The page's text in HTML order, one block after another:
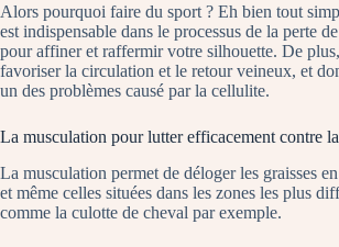
Alors pourquoi faire du sport ? Eh bien tout
est indispensable dans le processus de la perte
pour affiner et raffermir votre silhouette. De
favoriser la circulation et le retour veineux, et
un des problèmes causé par la cellulite.
La musculation pour lutter efficacement contre
La musculation permet de déloger les graisses
et même celles situées dans les zones les plus
comme la culotte de cheval par exemple.